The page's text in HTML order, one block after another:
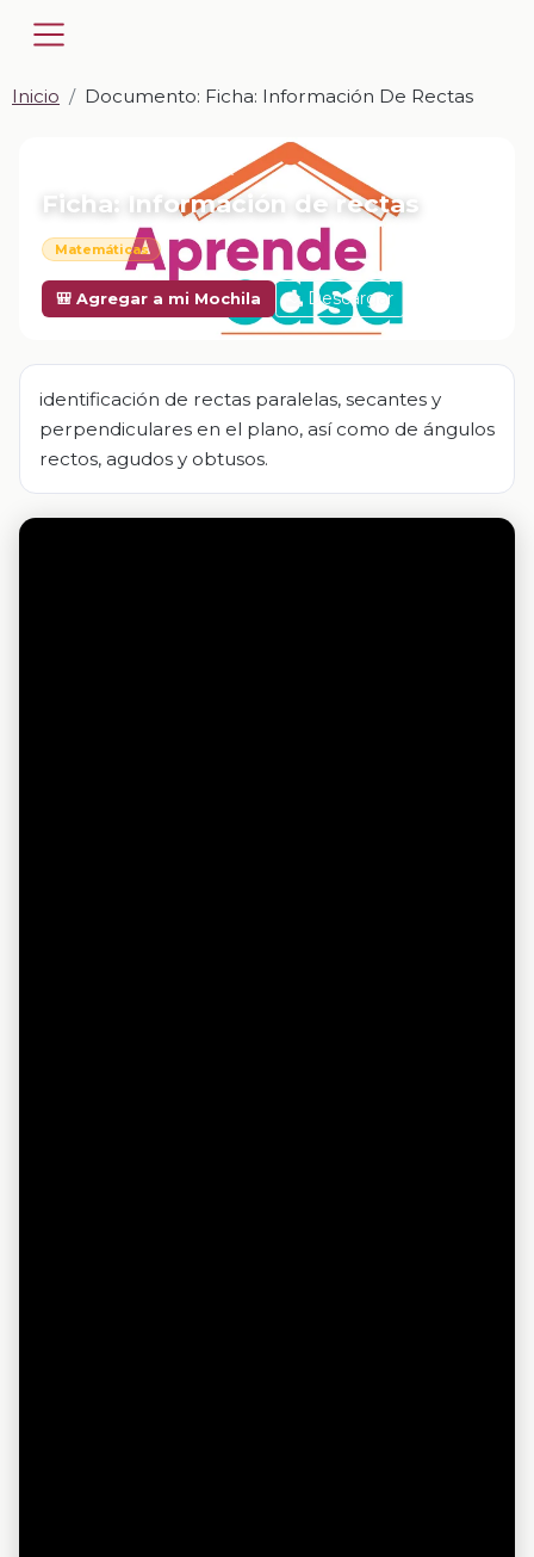
Inicio Documento: Ficha: Información De Rectas
📎 DOCUMENTO · DOCX
Ficha: Información de rectas
Matemáticas
🎒 Agregar a mi Mochila Descargar
identificación de rectas paralelas, secantes y
perpendiculares en el plano, así como de ángulos
rectos, agudos y obtusos.